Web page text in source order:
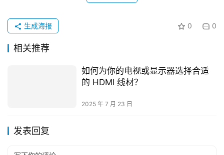
0 0
生成海报
相关推荐
如何为你的电视或显示器选择合适
的 HDMI 线材？
2025 年 7 月 23 日
发表回复